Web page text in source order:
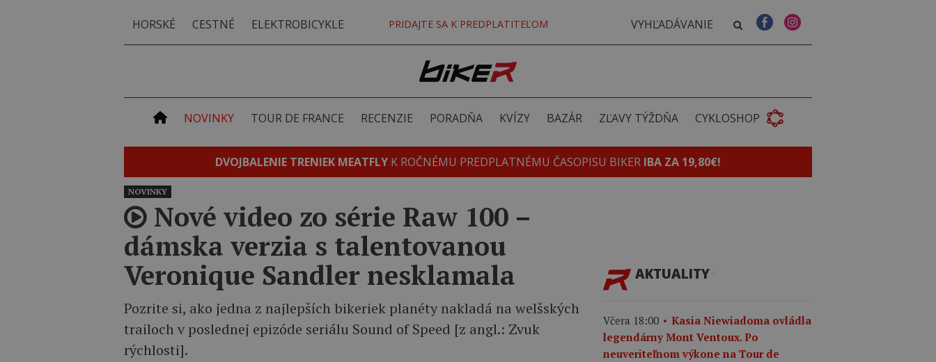
HORSKÉ CESTNÉ ELEKTROBICYKLE PRIDAJTE SA K PREDPLATITEĽOM
NOVINKY TOUR DE FRANCE RECENZIE PORADŇA KVÍZY BAZÁR ZĽAVY TÝŽDŇA CYKLOSHOP
DVOJBALENIE TRENIEK MEATFLY K ROČNÉMU PREDPLATNÉMU ČASOPISU BIKER IBA ZA 19,80€!
NOVINKY
Nové video zo série Raw 100 –
dámska verzia s talentovanou
Veronique Sandler nesklamala
Pozrite si, ako jedna z najlepších bikeriek planéty nakladá na welšských
trailoch v poslednej epizóde seriálu Sound of Speed [z angl.: Zvuk
rýchlosti].
AKTUALITY
Včera 18:00
Kasia Niewiadoma ovládla
legendárny Mont Ventoux. Po
neuveriteľnom výkone na Tour de